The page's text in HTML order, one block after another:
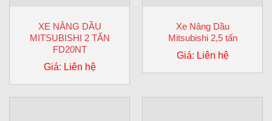
XE NÂNG DẦU
MITSUBISHI 2 TẤN
FD20NT
Giá: Liên hệ
Xe Nâng Dầu
Mitsubishi 2,5 tấn
Giá: Liên hệ